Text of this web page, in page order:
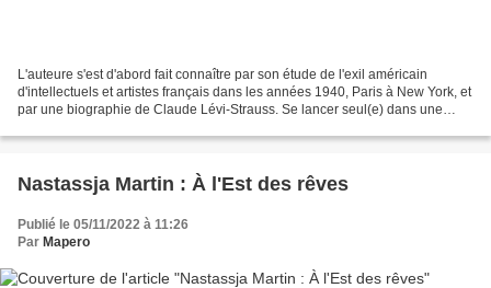
L'auteure s'est d'abord fait connaître par son étude de l'exil américain
d'intellectuels et artistes français dans les années 1940, Paris à New York, et
par une biographie de Claude Lévi-Strauss. Se lancer seul(e) dans une
Nastassja Martin : À l'Est des rêves
Publié le 05/11/2022 à 11:26
Par Mapero